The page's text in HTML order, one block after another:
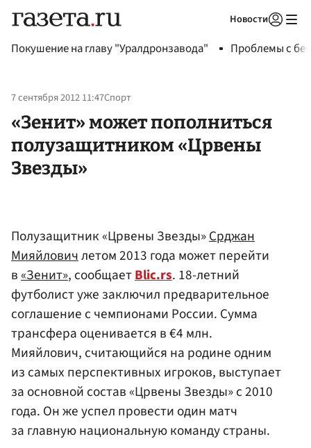
Новости
Покушение на главу "Уралдронзавода" Проблемы с
7 сентября 2012 11:47Спорт
«Зенит» может пополниться
полузащитником «Црвены
Звезды»
Полузащитник «Црвены Звезды»Срджан
Мияйловичлетом 2013 года может перейти
в«Зенит», сообщаетBlic.rs. 18-летний
футболист уже заключил предварительное
соглашение с чемпионами России. Сумма
трансфера оценивается в €4 млн.
Мияйлович, считающийся на родине одним
из самых перспективных игроков, выступает
за основной состав «Црвены Звезды» с 2010
года. Он же успел провести один матч
за главную национальную команду страны.